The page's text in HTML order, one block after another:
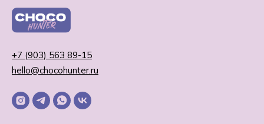
+7 (903) 563 89-15
hello@chocohunter.ru